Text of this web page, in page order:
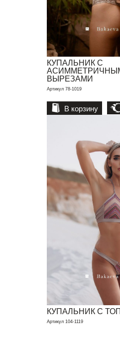
КУПАЛЬНИК С
ВЫРЕЗАМИ
Артикул 78-1019
В корзину
КУПАЛЬНИК С
Артикул 104-1119